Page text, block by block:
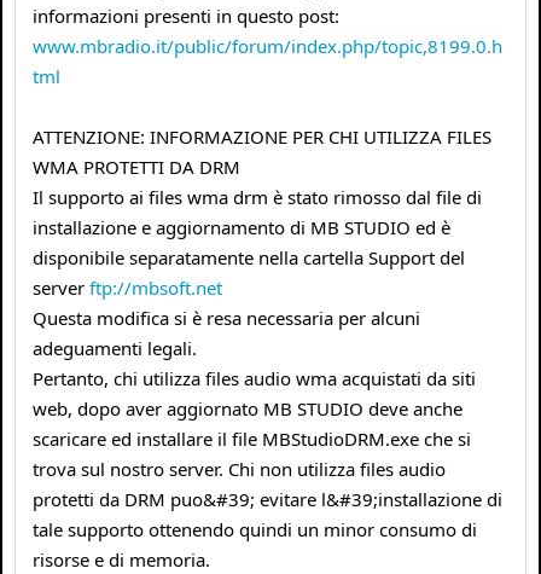
informazioni presenti in questo post:
www.mbradio.it/public/forum/index.php/topic,8199.0.h
tml
ATTENZIONE: INFORMAZIONE PER CHI UTILIZZA FILES
WMA PROTETTI DA DRM
Il supporto ai files wma drm è stato rimosso dal file di
installazione e aggiornamento di MB STUDIO ed è
disponibile separatamente nella cartella Support del
server ftp://mbsoft.net
Questa modifica si è resa necessaria per alcuni
adeguamenti legali.
Pertanto, chi utilizza files audio wma acquistati da siti
web, dopo aver aggiornato MB STUDIO deve anche
scaricare ed installare il file MBStudioDRM.exe che si
trova sul nostro server. Chi non utilizza files audio
protetti da DRM puo&#39; evitare l&#39;installazione di
tale supporto ottenendo quindi un minor consumo di
risorse e di memoria.